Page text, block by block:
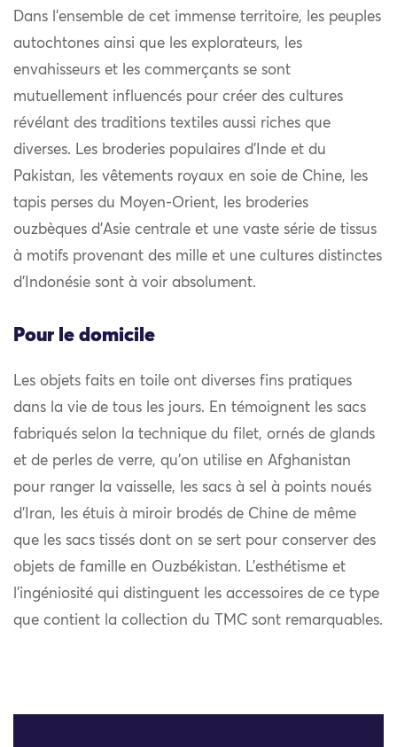
Dans l’ensemble de cet immense territoire, les peuples
autochtones ainsi que les explorateurs, les
envahisseurs et les commerçants se sont
mutuellement influencés pour créer des cultures
révélant des traditions textiles aussi riches que
diverses. Les broderies populaires d’Inde et du
Pakistan, les vêtements royaux en soie de Chine, les
tapis perses du Moyen-Orient, les broderies
ouzbèques d’Asie centrale et une vaste série de tissus
à motifs provenant des mille et une cultures distinctes
d’Indonésie sont à voir absolument.
Pour le domicile
Les objets faits en toile ont diverses fins pratiques
dans la vie de tous les jours. En témoignent les sacs
fabriqués selon la technique du filet, ornés de glands
et de perles de verre, qu’on utilise en Afghanistan
pour ranger la vaisselle, les sacs à sel à points noués
d’Iran, les étuis à miroir brodés de Chine de même
que les sacs tissés dont on se sert pour conserver des
objets de famille en Ouzbékistan. L’esthétisme et
l’ingéniosité qui distinguent les accessoires de ce type
que contient la collection du TMC sont remarquables.